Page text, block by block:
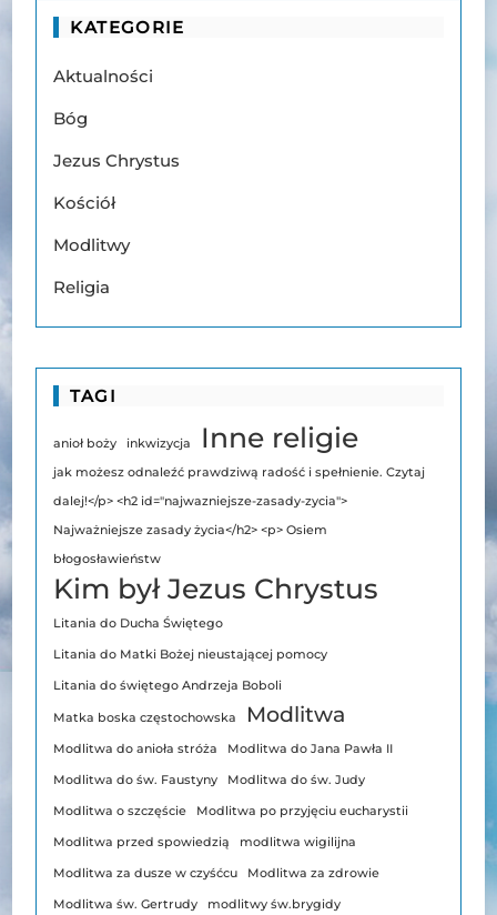
KATEGORIE
Aktualności
Bóg
Jezus Chrystus
Kościół
Modlitwy
Religia
TAGI
anioł boży inkwizycja Inne religie
jak możesz odnaleźć prawdziwą radość i spełnienie. Czytaj
dalej!</p> <h2 id="najwazniejsze-zasady-zycia">
Najważniejsze zasady życia</h2> <p> Osiem
błogosławieństw
Kim był Jezus Chrystus
Litania do Ducha Świętego
Litania do Matki Bożej nieustającej pomocy
Litania do świętego Andrzeja Boboli
Matka boska częstochowska Modlitwa
Modlitwa do anioła stróża Modlitwa do Jana Pawła II
Modlitwa do św. Faustyny Modlitwa do św. Judy
Modlitwa o szczęście Modlitwa po przyjęciu eucharystii
Modlitwa przed spowiedzią modlitwa wigilijna
Modlitwa za dusze w czyśćcu Modlitwa za zdrowie
Modlitwa św. Gertrudy modlitwy św.brygidy